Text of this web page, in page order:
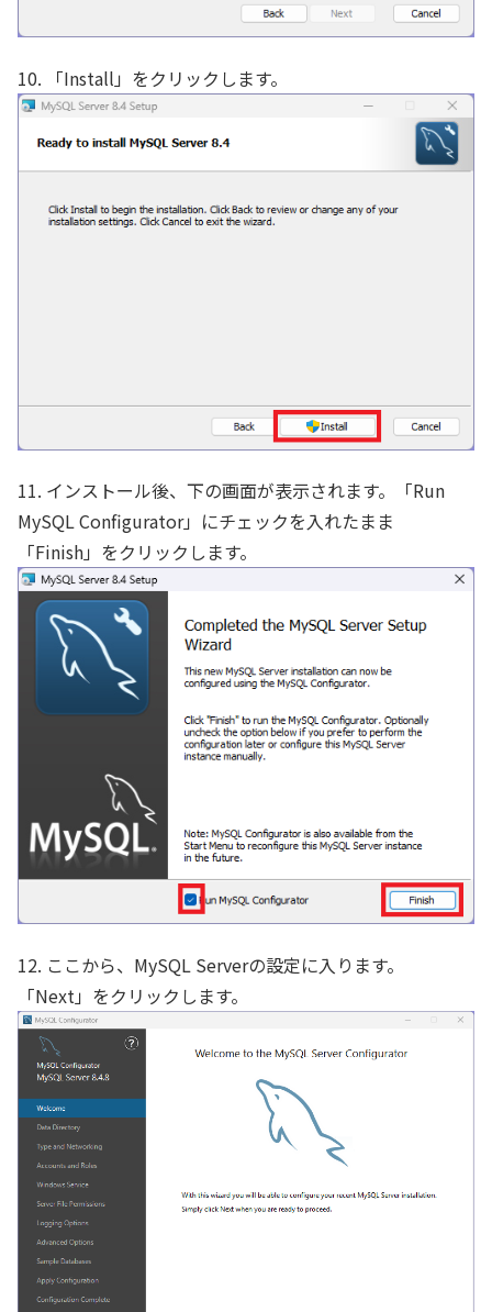
10. 「Install」をクリックします。
11. インストール後、下の画面が表示されます。「Run
MySQL Configurator」にチェックを入れたまま
「Finish」をクリックします。
12. ここから、MySQL Serverの設定に入ります。
「Next」をクリックします。